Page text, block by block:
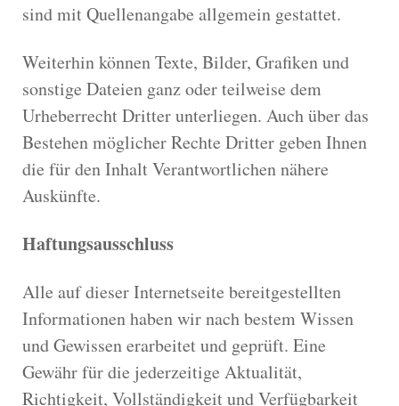
sind mit Quellenangabe allgemein gestattet.
Weiterhin können Texte, Bilder, Grafiken und
sonstige Dateien ganz oder teilweise dem
Urheberrecht Dritter unterliegen. Auch über das
Bestehen möglicher Rechte Dritter geben Ihnen
die für den Inhalt Verantwortlichen nähere
Auskünfte.
Haftungsausschluss
Alle auf dieser Internetseite bereitgestellten
Informationen haben wir nach bestem Wissen
und Gewissen erarbeitet und geprüft. Eine
Gewähr für die jederzeitige Aktualität,
Richtigkeit, Vollständigkeit und Verfügbarkeit